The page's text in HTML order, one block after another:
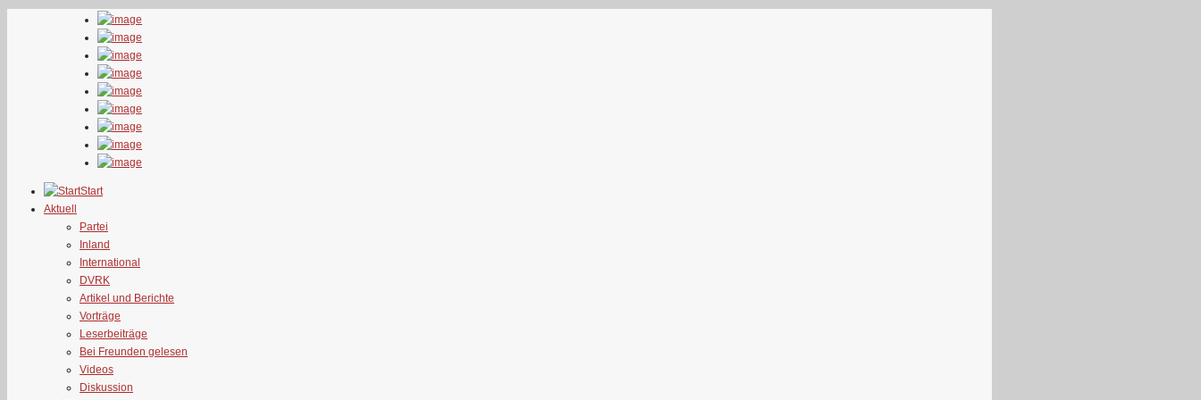
Start
Aktuell
Partei
Inland
International
DVRK
Artikel und Berichte
Vorträge
Leserbeiträge
Bei Freunden gelesen
Videos
Diskussion